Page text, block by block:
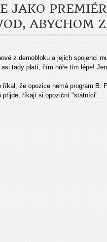
JAKO
ABYCHOM
z demobloku a jejich spojenci
tady platí, čím hůře tím lépe!
říkal, že opozice nemá program
přijde, říkají si opoziční "státníci".